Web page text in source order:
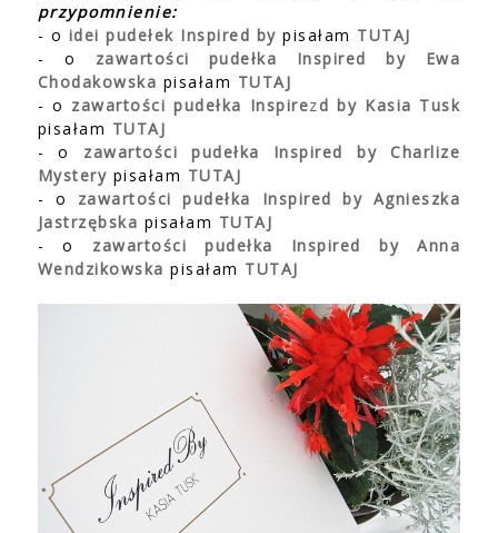
przypomnienie:
- o idei pudełek Inspired by pisałam TUTAJ
- o
zawartości pudełka Inspired by Ewa
Chodakowska pisałam TUTAJ
- o zawartości pudełka Inspirezd by Kasia Tusk
pisałam TUTAJ
- o zawartości pudełka Inspired by Charlize
Mystery pisałam TUTAJ
- o zawartości pudełka Inspired by Agnieszka
Jastrzębska pisałam TUTAJ
- o
zawartości pudełka Inspired by Anna
Wendzikowskapisałam TUTAJ